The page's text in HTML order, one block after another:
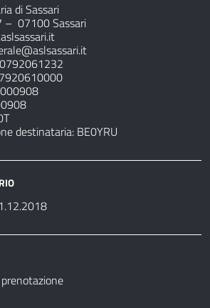
di Sassari
– 07100 Sassari
destinataria: BE0YRU